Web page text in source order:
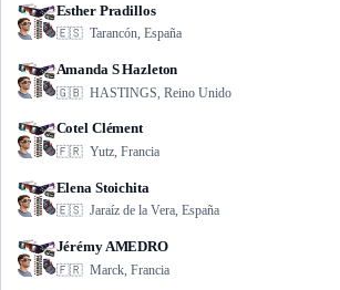
Esther Pradillos
🇪🇸 Tarancón, España
Amanda S Hazleton
🇬🇧 HASTINGS, Reino Unido
Cotel Clément
🇫🇷 Yutz, Francia
Elena Stoichita
🇪🇸 Jaraíz de la Vera, España
Jérémy AMEDRO
🇫🇷 Marck, Francia